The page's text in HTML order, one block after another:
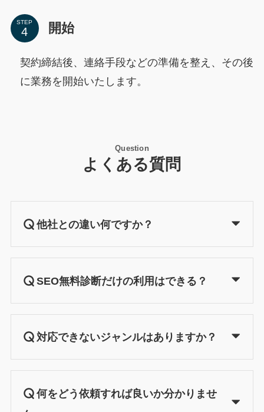
STEP 開始
契約締結後、連絡手段などの準備を整え、その後
に業務を開始いたします。
Question
よくある質問
他社との違い何ですか？
SEO無料診断だけの利用はできる？
対応できないジャンルはありますか？
何をどう依頼すれば良いか分かりませ